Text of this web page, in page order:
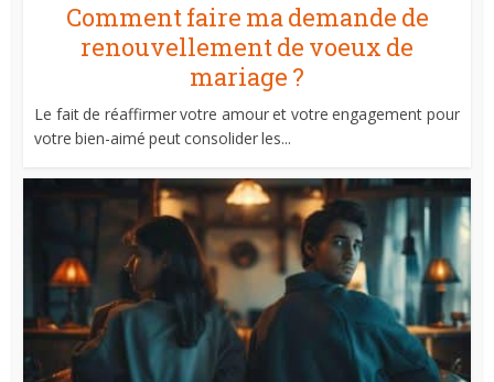
Comment faire ma demande de
renouvellement de voeux de
mariage ?
Le fait de réaffirmer votre amour et votre engagement pour
votre bien-aimé peut consolider les...